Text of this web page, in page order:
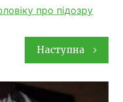
про підозру
Наступна